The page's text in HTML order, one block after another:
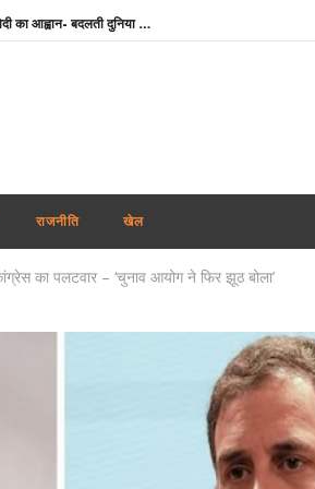
IIT दिल्ली के दीक्षांत समारोह में पीएम मोदी का आह्वान- बदलती दुनिया में नई चुनौतियों को अवसर में बदलें युवा
Weather Update : देश के कई हिस्सों में भारी बारिश का अलर्ट, दिल्ली-NCR में जलभराव से बिगड़े हालात
उत्तराखंड में जमीन के लिए सीएम धामी से पंत ने मांगी मदद, बोले- ‘अपने पहाड़ के लोगों के बीच रहना चाहता हूं’
Chamba Bus Accident : चंबा में दर्दनाक बस हादसा, ड्राइवर-कंडक्टर समेत 7 की मौत; 11 घायल
राजनीति खेल
का पलटवार – ‘चुनाव आयोग ने फिर झूठ बोला’